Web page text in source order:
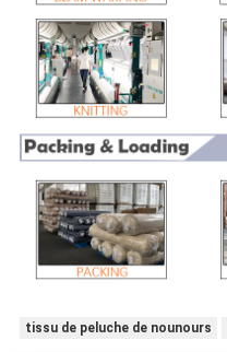
tissu de peluche de nounours